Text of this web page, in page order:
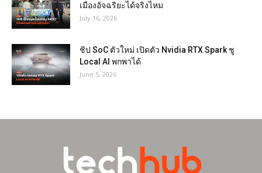
เมืองอัจฉริยะได้จริงไหม
July 16, 2026
ชิป SoC ตัวใหม่ เปิดตัว Nvidia RTX Spark ชู
Local AI พกพาได้
June 5, 2026